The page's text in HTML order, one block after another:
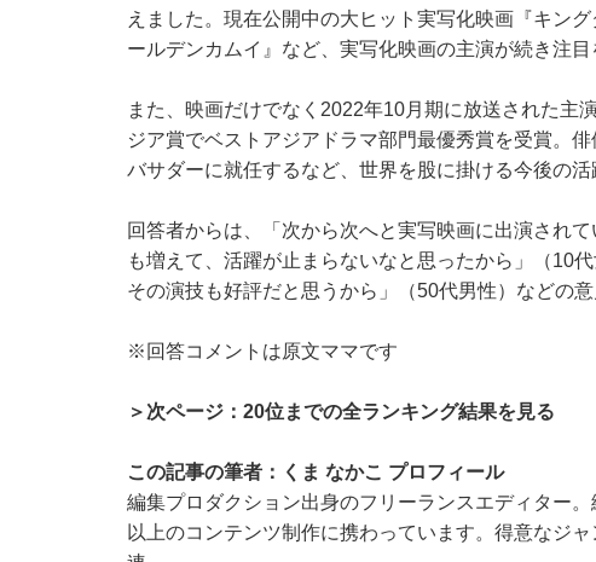
えました。現在公開中の大ヒット実写化映画『キン
ールデンカムイ』など、実写化映画の主演が続き注目
また、映画だけでなく2022年10月期に放送された主
ジア賞でベストアジアドラマ部門最優秀賞を受賞。
バサダーに就任するなど、世界を股に掛ける今後の活
回答者からは、「次から次へと実写映画に出演され
も増えて、活躍が止まらないなと思ったから」（10
その演技も好評だと思うから」（50代男性）などの意
※回答コメントは原文ママです
＞次ページ：20位までの全ランキング結果を見る
この記事の筆者：くま なかこ プロフィール
編集プロダクション出身のフリーランスエディター
以上のコンテンツ制作に携わっています。得意なジ